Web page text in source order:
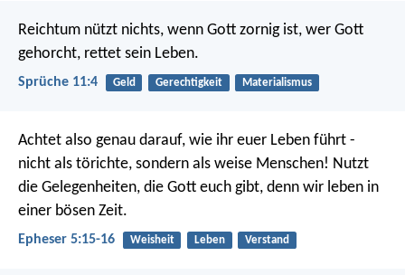
Reichtum nützt nichts, wenn Gott zornig ist, wer Gott
gehorcht, rettet sein Leben.
Sprüche 11:4 Geld Gerechtigkeit Materialismus
Achtet also genau darauf, wie ihr euer Leben führt -
nicht als törichte, sondern als weise Menschen! Nutzt
die Gelegenheiten, die Gott euch gibt, denn wir leben in
einer bösen Zeit.
Epheser 5:15-16 Weisheit Leben Verstand